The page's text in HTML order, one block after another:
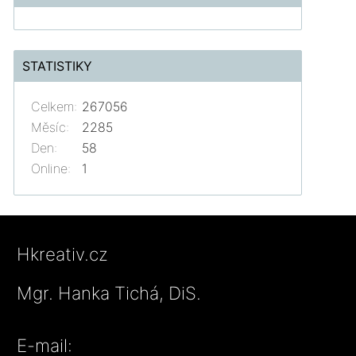
STATISTIKY
Online: 1
Celkem: 267056
Měsíc:
2285
Den:
58
Hkreativ.cz
Mgr. Hanka Tichá, DiS.
E-mail: